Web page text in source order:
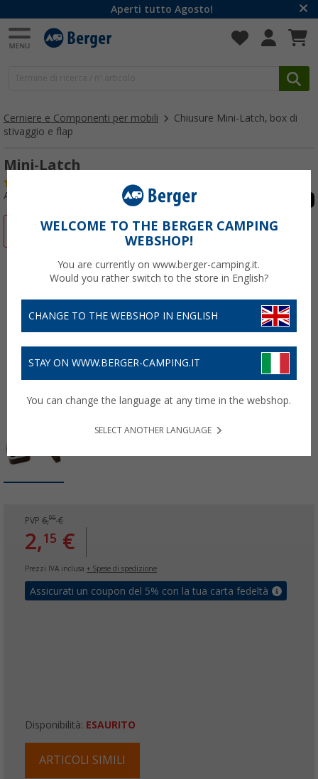
Aperti tutto Agosto!
Cerniere e Componenti per mobili
Chiusure Mini-Latch, box di
stivaggio e flap
Mini-Latch
Articolo n: 172650
-69%
PVP 6,99€
2,15 €
Prezzi IVA inclusa + Spese di spedizione
Assicurati un coupon del 5% con la tua carta fedeltà
Disponibilità: ESAURITO
ARTICOLI SIMILI
WELCOME TO THE BERGER CAMPING
WEBSHOP!
You are currently on www.berger-camping.it.
Would you rather switch to the store in English?
CHANGE TO THE WEBSHOP IN ENGLISH
STAY ON WWW.BERGER-CAMPING.IT
You can change the language at any time in the webshop.
SELECT ANOTHER LANGUAGE